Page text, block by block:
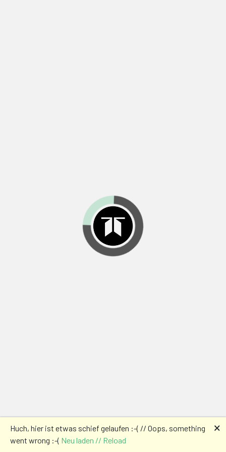
Huch, hier ist etwas schief gelaufen :-( // Oops, something
went wrong :-( Neu laden // Reload
🗙